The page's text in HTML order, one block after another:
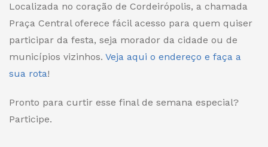
Localizada no coração de Cordeirópolis, a chamada
Praça Central oferece fácil acesso para quem quiser
participar da festa, seja morador da cidade ou de
municípios vizinhos. Veja aqui o endereço e faça a
sua rota!
Pronto para curtir esse final de semana especial?
Participe.